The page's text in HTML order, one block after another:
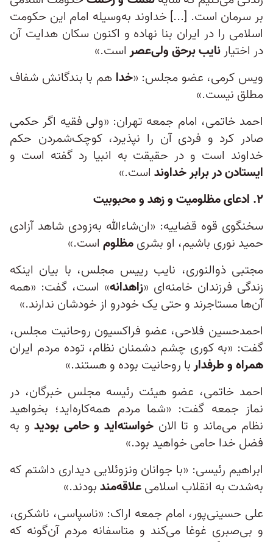
بر سرمان است. [...] خداوند به‌وسیله امام این حکومت
اسلامی را در ایران بنا نهاده و اکنون سکان هدایت آن
در اختیارنایب برحق ولی‌عصراست.»
ویس کرمی، عضو مجلس: «خداهم با بندگانش شفاف
مطلق نیست.»
احمد خاتمی، امام جمعه تهران: «ولی فقیه اگر حکمی
صادر کرد و فردی آن را نپذیرد، کوچک‌شمردن حکم
خداوند است و در حقیقت به انبیا رد گفته است و
ایستادن در برابر خداوند است.»
۲. ادعای مظلومیت و زهد و محبوبیت
سخنگوی قوه قضاییه: «ان‌شاءالله به‌زودی شاهد آزادی
حمید نوری باشیم، او بشریمظلوم است.»
مجتبی ذوالنوری، نایب رییس مجلس، با بیان اینکه
زندگی فرزندان خامنه‌ای «زاهدانه» است، گفت: «همه
آن‌ها مستاجرند و حتی یک خودرو از خودشان ندارند.»
احمدحسین فلاحی، عضو فراکسیون روحانیت مجلس،
گفت: «به کوری چشم دشمنان نظام، توده مردم ایران
همراه و طرفداربا روحانیت بوده و هستند.»
احمد خاتمی، عضو هیئت ‌رئیسه مجلس خبرگان، در
نماز جمعه گفت: «شما مردم همه‌کاره‌اید؛ بخواهید
نظام می‌ماند و تا الان خواسته‌اید و حامی بودیدو به
فضل خدا حامی خواهید بود.»
ابراهیم رئیسی: «با جوانان ونزوئلایی دیداری داشتم که
به‌شدت به انقلاب اسلامیعلاقه‌مندبودند.»
علی حسینی‌پور، امام جمعه اراک: «ناسپاسی، ناشکری،
و بی‌صبری غوغا می‌کند و متاسفانه مردم آن‌گونه که